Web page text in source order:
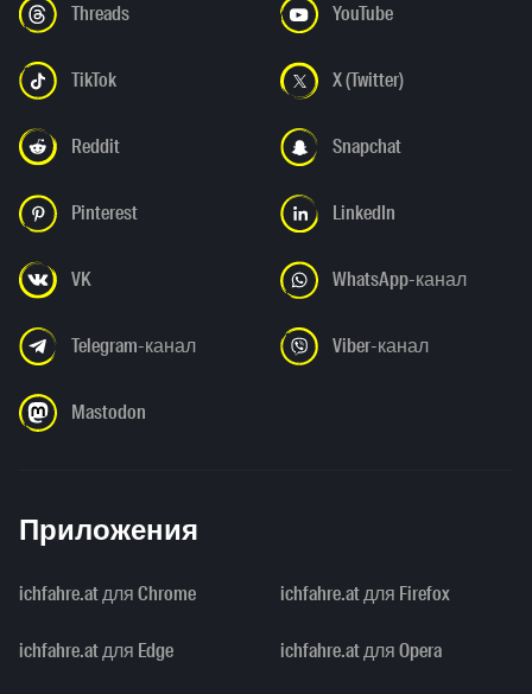
Threads YouTube
TikTok X (Twitter)
Reddit Snapchat
Pinterest LinkedIn
VK WhatsApp-канал
Telegram-канал Viber-канал
Mastodon
Приложения
ichfahre.at для Chrome ichfahre.at для Firefox
ichfahre.at для Edge ichfahre.at для Opera